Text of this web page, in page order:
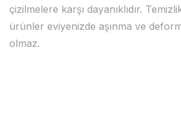
çizilmelere karşı dayanıklıdır.
ürünler eviyenizde aşınma ve
olmaz.